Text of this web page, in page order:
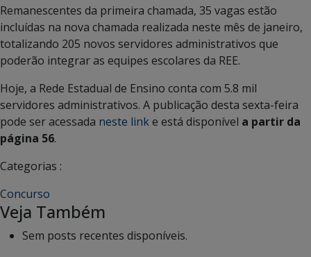
Remanescentes da primeira chamada, 35 vagas estão
incluídas na nova chamada realizada neste mês de janeiro,
totalizando 205 novos servidores administrativos que
poderão integrar as equipes escolares da REE.
Hoje, a Rede Estadual de Ensino conta com 5.8 mil
servidores administrativos. A publicação desta sexta-feira
pode ser acessada neste linke está disponível a partir da
página 56.
Categorias :
Concurso
Veja Também
Sem posts recentes disponíveis.